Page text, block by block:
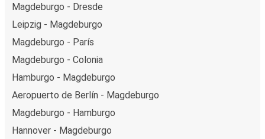
Magdeburgo - Dresde
Leipzig - Magdeburgo
Magdeburgo - París
Magdeburgo - Colonia
Hamburgo - Magdeburgo
Aeropuerto de Berlín - Magdeburgo
Magdeburgo - Hamburgo
Hannover - Magdeburgo